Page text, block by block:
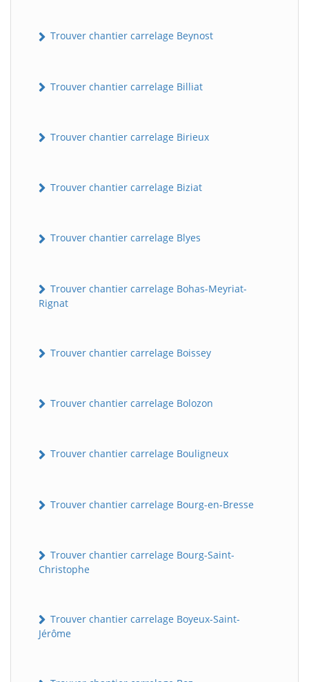
Trouver chantier carrelage Beynost
Trouver chantier carrelage Billiat
Trouver chantier carrelage Birieux
Trouver chantier carrelage Biziat
Trouver chantier carrelage Blyes
Trouver chantier carrelage Bohas-Meyriat-
Rignat
Trouver chantier carrelage Boissey
Trouver chantier carrelage Bolozon
Trouver chantier carrelage Bouligneux
Trouver chantier carrelage Bourg-en-Bresse
Trouver chantier carrelage Bourg-Saint-
Christophe
Trouver chantier carrelage Boyeux-Saint-
Jérôme